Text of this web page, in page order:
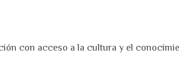
con acceso a la cultura y el